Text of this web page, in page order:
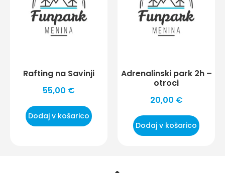
Rafting na Savinji
55,00 €
Dodaj v košarico
Adrenalinski park 2h –
otroci
20,00 €
Dodaj v košarico